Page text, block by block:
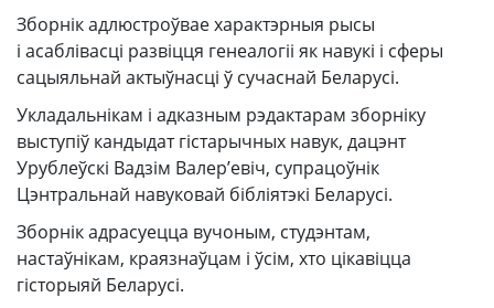
Зборнік адлюстроўвае характэрныя рысы
і асаблівасці развіцця генеалогіі як навукі і сферы
сацыяльнай актыўнасці ў сучаснай Беларусі.
Укладальнікам і адказным рэдактарам зборніку
выступіў кандыдат гістарычных навук, дацэнт
Урублеўскі Вадзім Валер’евіч, супрацоўнік
Цэнтральнай навуковай бібліятэкі Беларусі.
Зборнік адрасуецца вучоным, студэнтам,
настаўнікам, краязнаўцам і ўсім, хто цікавіцца
гісторыяй Беларусі.